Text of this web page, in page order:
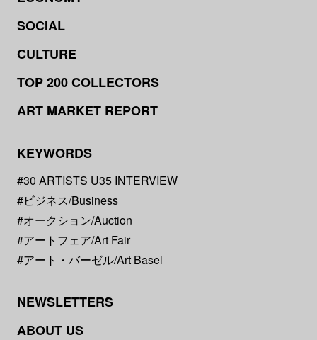
SOCIAL
CULTURE
TOP 200 COLLECTORS
ART MARKET REPORT
KEYWORDS
#30 ARTISTS U35 INTERVIEW
#ビジネス/Business
#オークション/Auction
#アートフェア/Art Fair
#アート・バーゼル/Art Basel
NEWSLETTERS
ABOUT US